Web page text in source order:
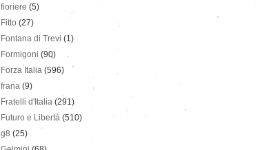
fioriere (5)
Fitto (27)
Fontana di Trevi (1)
Formigoni (90)
Forza Italia (596)
frana (9)
Fratelli d'Italia (291)
Futuro e Libertà (510)
g8 (25)